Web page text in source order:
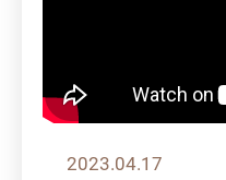
2023.04.17